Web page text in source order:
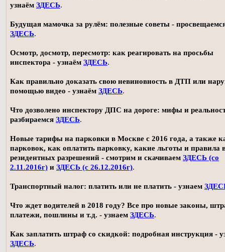
узнаём ЗДЕСЬ.
Будущая мамочка за рулём: полезные советы -
ЗДЕСЬ.
Осмотр, досмотр, пересмотр: как реагировать на просьбы
инспектора - узнаём ЗДЕСЬ.
Как правильно доказать свою невиновность в ДТП или
помощью видео - узнаём ЗДЕСЬ.
Что дозволено инспектору ДПС на дороге: мифы и
разбираемся ЗДЕСЬ.
Новые тарифы на парковки в Москве с 2016 года, а также
парковок, как оплатить парковку, какие льготы и правила
резидентных разрешений - смотрим и скачиваем ЗДЕСЬ (со
2.11.2016г) и ЗДЕСЬ (с 26.12.2016г).
Транспортный налог: платить или не платить - узнаем
Что ждет водителей в 2018 году? Все про новые законы,
платежи, пошлины и т.д. - узнаем ЗДЕСЬ.
Как заплатить штраф со скидкой: подробная инструкция -
ЗДЕСЬ.